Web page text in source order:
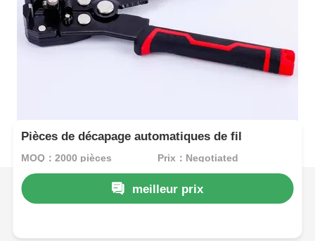
Pièces de décapage automatiques de fil
MOQ：2000 pièces Prix：Negotiated
meilleur prix